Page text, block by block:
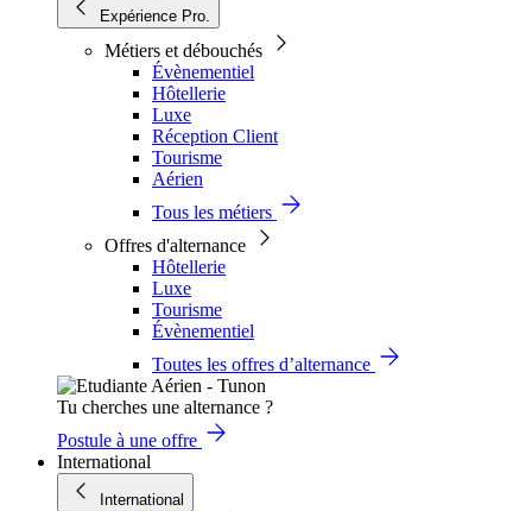
Expérience Pro.
Métiers et débouchés
Évènementiel
Hôtellerie
Luxe
Réception Client
Tourisme
Aérien
Tous les métiers
Offres d'alternance
Hôtellerie
Luxe
Tourisme
Évènementiel
Toutes les offres d’alternance
Tu cherches une alternance ?
Postule à une offre
International
International